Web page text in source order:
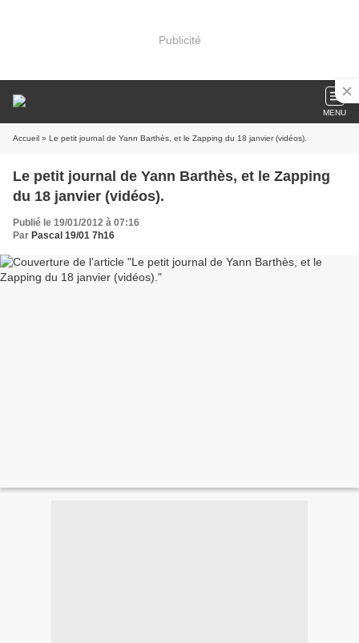
Publicité
MENU
Accueil » Le petit journal de Yann Barthès, et le Zapping du 18 janvier (vidéos).
Le petit journal de Yann Barthès, et le Zapping
du 18 janvier (vidéos).
Publié le 19/01/2012 à 07:16
Par Pascal 19/01 7h16